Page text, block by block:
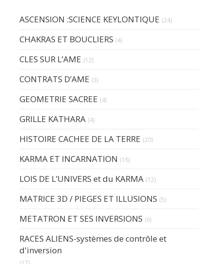
ASCENSION :SCIENCE KEYLONTIQUE (24)
CHAKRAS ET BOUCLIERS (4)
CLES SUR L’AME (12)
CONTRATS D’AME (3)
GEOMETRIE SACREE (4)
GRILLE KATHARA (4)
HISTOIRE CACHEE DE LA TERRE (20)
KARMA ET INCARNATION (16)
LOIS DE L’UNIVERS et du KARMA (12)
MATRICE 3D / PIEGES ET ILLUSIONS (5)
METATRON ET SES INVERSIONS (6)
RACES ALIENS-systèmes de contrôle et
d'inversion